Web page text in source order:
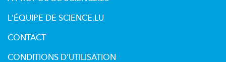
L'ÉQUIPE DE SCIENCE.LU
CONTACT
CONDITIONS D'UTILISATION